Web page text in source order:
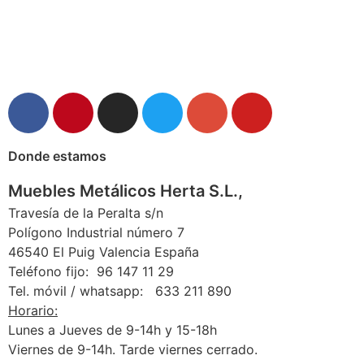
Donde estamos
Muebles Metálicos Herta S.L.,
Travesía de la Peralta s/n
Polígono Industrial número 7
46540 El Puig Valencia España
Teléfono fijo: 96 147 11 29
Tel. móvil / whatsapp: 633 211 890
Horario:
Lunes a Jueves de 9-14h y 15-18h
Viernes de 9-14h. Tarde viernes cerrado.